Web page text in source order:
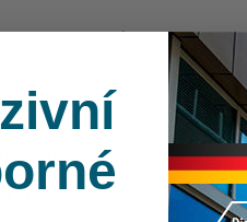
z generátoru.
jako HLAVNÍ VSTUP.
šroubu ke
nulového vodiče. Je
v systému TN, tak v